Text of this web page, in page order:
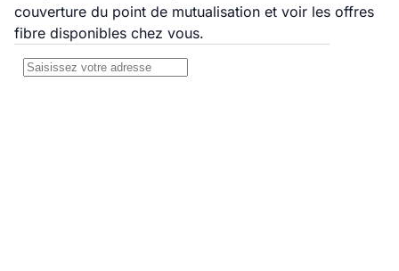
couverture du point de mutualisation et voir les offres
fibre disponibles chez vous.